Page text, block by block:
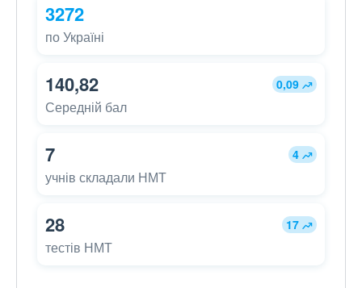
3272
по Україні
140,82 0,09
Середній бал
7 4
учнів складали НМТ
28 17
тестів НМТ